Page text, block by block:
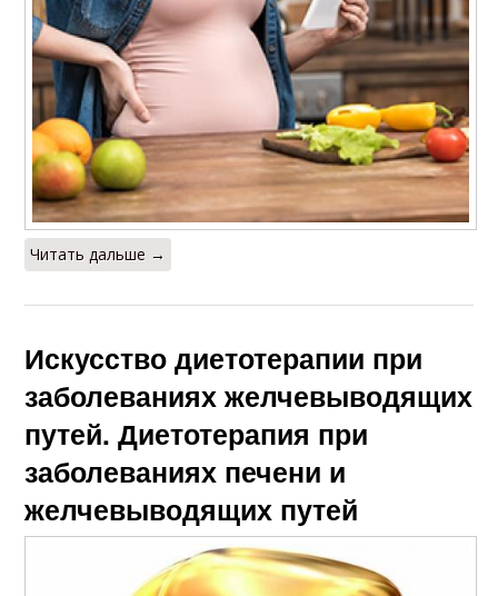
Читать дальше →
Искусство диетотерапии при
заболеваниях желчевыводящих
путей. Диетотерапия при
заболеваниях печени и
желчевыводящих путей